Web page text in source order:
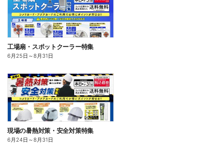
工場扇・スポットクーラー特集
6月25日 ～8月31日
現場の暑熱対策・安全対策特集
6月24日 ～8月31日